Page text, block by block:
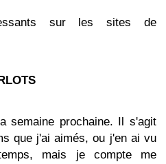
sur les sites de
semaine prochaine. Il s'agit
que j'ai aimés, ou j'en ai vu
mais je compte me